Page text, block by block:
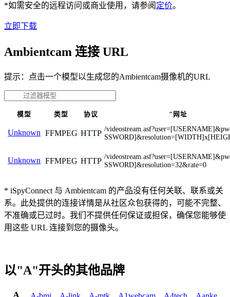
*如需安全的远程访问或商业使用，请参阅 定价。
立即下载
Ambientcam 连接 URL
提示：点击一个模型以生成您的Ambientcam摄像机的URL
模型 类型 协议 "网址
Unknown FFMPEG HTTP /
Unknown FFMPEG HTTP /
SSWORD]&resolution=32&rate=0
* iSpyConnect 与 Ambientcam 的产品没有任何关联、联系或关
系。此处提供的连接详情是从社区众包获得的，可能不完整、
不准确或已过时。我们不提供任何保证或担保，确保您能够使
用这些 URL 连接到您的摄像头。
以"A"开头的其他品牌